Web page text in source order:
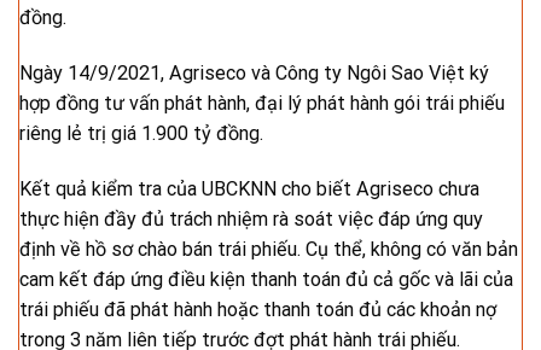
đồng.
Ngày 14/9/2021, Agriseco và Công ty Ngôi Sao Việt ký
hợp đồng tư vấn phát hành, đại lý phát hành gói trái phiếu
riêng lẻ trị giá 1.900 tỷ đồng.
Kết quả kiểm tra của UBCKNN cho biết Agriseco chưa
thực hiện đầy đủ trách nhiệm rà soát việc đáp ứng quy
định về hồ sơ chào bán trái phiếu. Cụ thể, không có văn bản
cam kết đáp ứng điều kiện thanh toán đủ cả gốc và lãi của
trái phiếu đã phát hành hoặc thanh toán đủ các khoản nợ
trong 3 năm liên tiếp trước đợt phát hành trái phiếu.